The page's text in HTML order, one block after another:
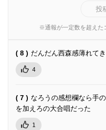
投
※通報が一定数を超えた
( 8 ) だんだん西森感薄れて
4
( 7 ) なろうの感想欄なら手
を加えろの大合唱だった
1